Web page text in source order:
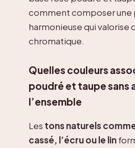
comment composer une
harmonieuse qui
chromatique.
Quelles couleurs
poudré et taupe sans
l’ensemble
Les tons naturels
cassé, l’écru ou le lin